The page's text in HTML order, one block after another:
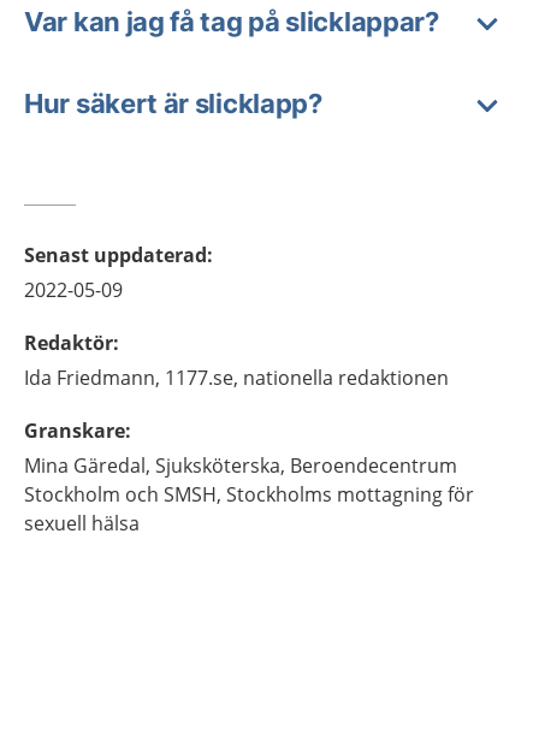
Var kan jag få tag på slicklappar?
Hur säkert är slicklapp?
Senast uppdaterad:
2022-05-09
Redaktör:
Ida Friedmann, 1177.se, nationella redaktionen
Granskare:
Mina Gäredal, Sjuksköterska, Beroendecentrum
Stockholm och SMSH, Stockholms mottagning för
sexuell hälsa